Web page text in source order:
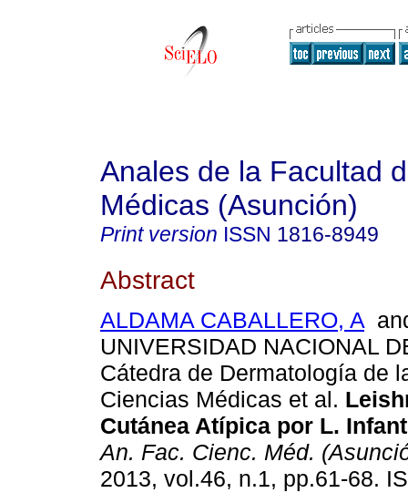
Anales de la Facultad
Médicas (Asunción)
Print version ISSN 1816-8949
Abstract
ALDAMA CABALLERO, A
UNIVERSIDAD NACIONAL
Cátedra de Dermatología de
Ciencias Médicas et al.
Cutánea Atípica por L.
An. Fac. Cienc. Méd.
2013, vol.46, n.1, pp.61-68.